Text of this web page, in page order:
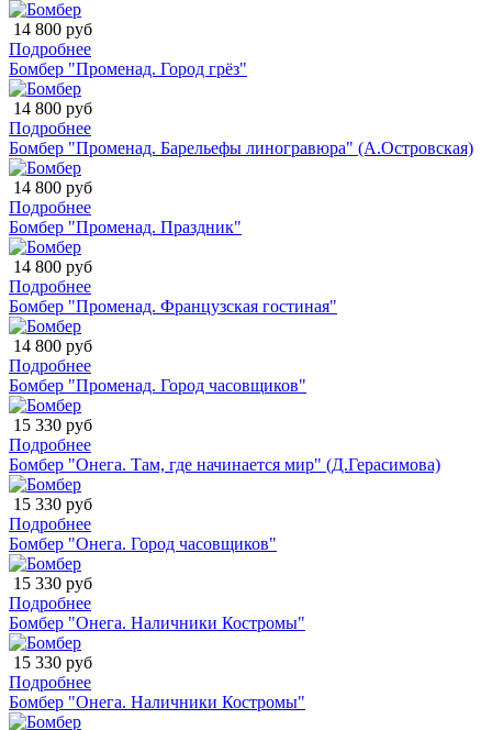
14 800 руб
Подробнее
Бомбер "Променад. Город грёз"
14 800 руб
Подробнее
Бомбер "Променад. Барельефы линогравюра" (А.Островская)
14 800 руб
Подробнее
Бомбер "Променад. Праздник"
14 800 руб
Подробнее
Бомбер "Променад. Французская гостиная"
14 800 руб
Подробнее
Бомбер "Променад. Город часовщиков"
15 330 руб
Подробнее
Бомбер "Онега. Там, где начинается мир" (Д.Герасимова)
15 330 руб
Подробнее
Бомбер "Онега. Город часовщиков"
15 330 руб
Подробнее
Бомбер "Онега. Наличники Костромы"
15 330 руб
Подробнее
Бомбер "Онега. Наличники Костромы"